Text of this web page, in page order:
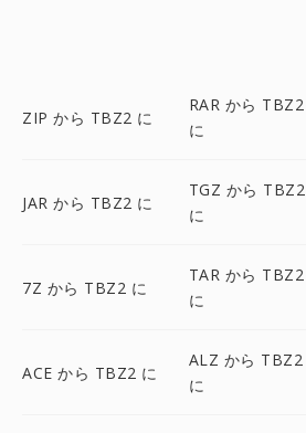
ZIP から TBZ2 に
RAR から TBZ2
に
JAR から TBZ2 に
TGZ から TBZ2
に
7Z から TBZ2 に
TAR から TBZ2
に
ACE から TBZ2 に
ALZ から TBZ2
に